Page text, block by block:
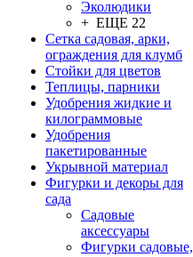
Эколюдики
+ ЕЩЕ 22
Сетка садовая, арки,
ограждения для клумб
Стойки для цветов
Теплицы, парники
Удобрения жидкие и
килограммовые
Удобрения
пакетированные
Укрывной материал
Фигурки и декоры для
сада
Садовые
аксессуары
Фигурки садовые,